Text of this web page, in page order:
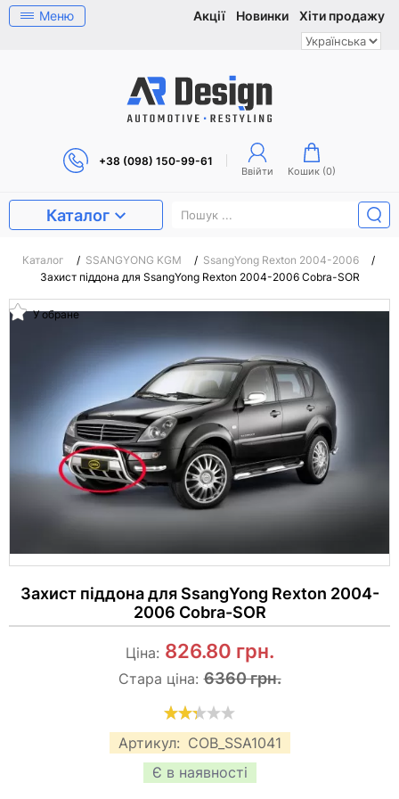
Меню Акції Новинки Хіти продажу
+38 (098) 150-99-61
Ввійти Кошик (0)
Каталог
Каталог / SSANGYONG KGM / SsangYong Rexton 2004-2006
/
Захист піддона для SsangYong Rexton 2004-2006 Cobra-SOR
У обране
Захист піддона для SsangYong Rexton 2004-
2006 Cobra-SOR
Артикул: COB_SSA1041
Є в наявності
Ціна: 826.80 грн.
Стара ціна: 6360 грн.